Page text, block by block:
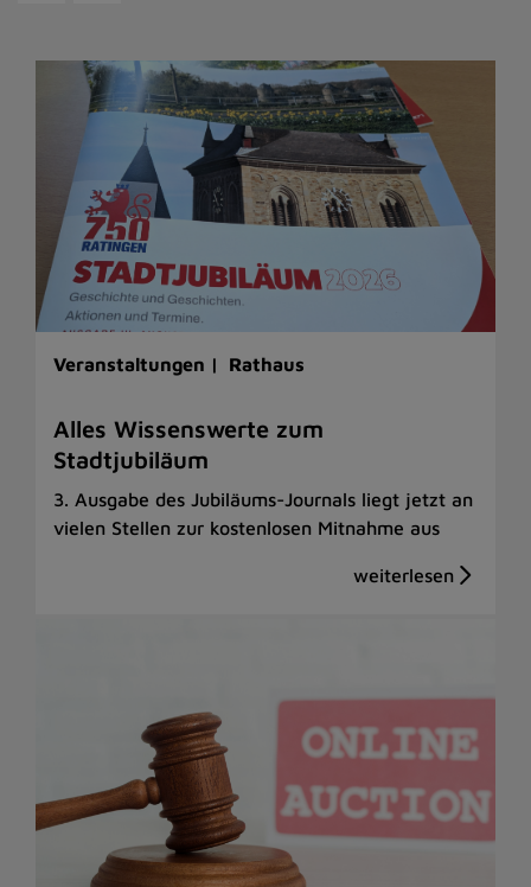
Veranstaltungen | Rathaus
Alles Wissenswerte zum
Stadtjubiläum
3. Ausgabe des Jubiläums-Journals liegt jetzt an
vielen Stellen zur kostenlosen Mitnahme aus